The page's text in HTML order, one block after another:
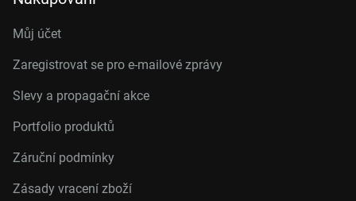
Můj účet
Zaregistrovat se pro e-mailové zprávy
Slevy a propagační akce
Portfolio produktů
Záruční podmínky
Zásady vracení zboží